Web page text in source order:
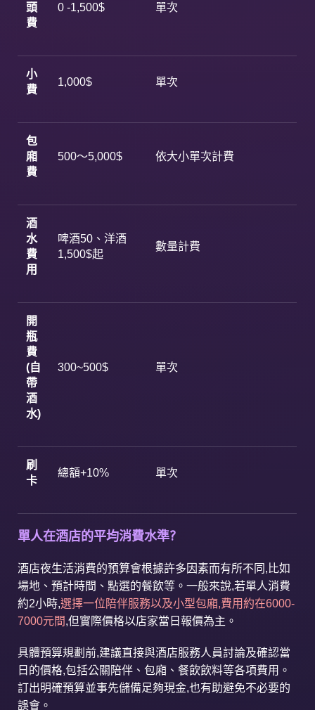
頭
費
0 -1,500$ 單次
小
費
1,000$ 單次
包
廂
費
500～5,000$ 依大小單次計費
酒
水
費
用
啤酒50、洋酒
1,500$起
數量計費
開
瓶
費
(自
帶
酒
水)
300~500$ 單次
刷
卡
總額+10% 單次
單人在酒店的平均消費水準?
酒店夜生活消費的預算會根據許多因素而有所不同,比如
場地、預計時間、點選的餐飲等。一般來說,若單人消費
約2小時,選擇一位陪伴服務以及小型包廂,費用約在6000-
7000元間,但實際價格以店家當日報價為主。
具體預算規劃前,建議直接與酒店服務人員討論及確認當
日的價格,包括公關陪伴、包廂、餐飲飲料等各項費用。
訂出明確預算並事先儲備足夠現金,也有助避免不必要的
誤會。